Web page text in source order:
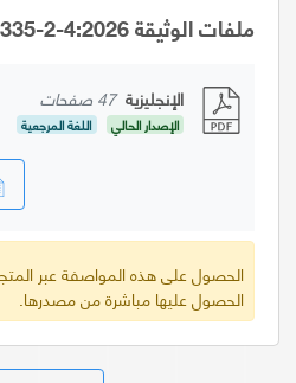
ملفات الوثيقة GSO IEC 60335-2-4:2026
الإنجليزية 47 صفحات
الإصدار الحالي اللغة المرجعية
الحصول على هذه المواصفة عبر
الحصول عليها مباشرة من مصدرها.